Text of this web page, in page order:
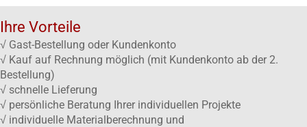
Ihre Vorteile
√ Gast-Bestellung oder Kundenkonto
√ Kauf auf Rechnung möglich (mit Kundenkonto ab der 2.
Bestellung)
√ schnelle Lieferung
√ persönliche Beratung Ihrer individuellen Projekte
√ individuelle Materialberechnung und